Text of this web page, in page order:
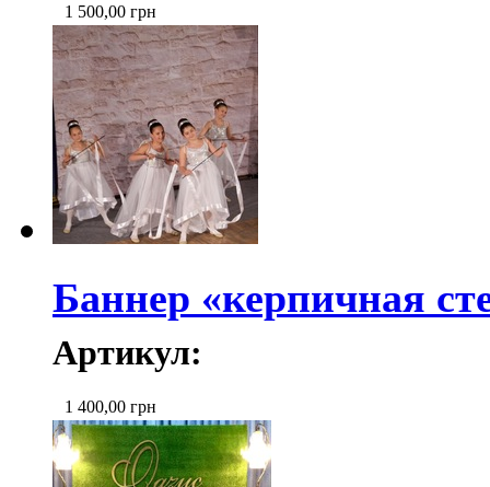
1 500,00 грн
Баннер «керпичная
Артикул:
1 400,00 грн